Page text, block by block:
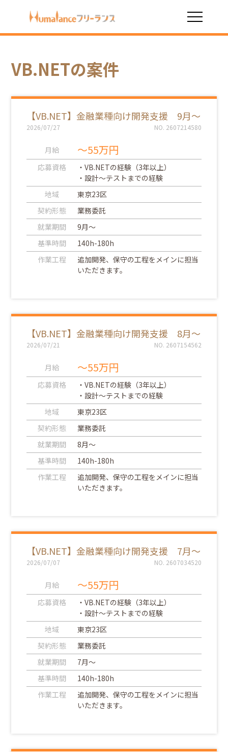
HOME VB.NET
VB.NETの案件
【VB.NET】金融業種向け開発支援 9月～
2026/07/27 NO. 2607214580
月給 ～55万円
応募資格
・VB.NETの経験（3年以上）
・設計～テストまでの経験
地域
東京23区
契約形態
業務委託
就業期間
9月～
基準時間
140h-180h
作業工程
追加開発、保守の工程をメインに担当
いただきます。
【VB.NET】金融業種向け開発支援 8月～
2026/07/21 NO. 2607154562
月給 ～55万円
応募資格
・VB.NETの経験（3年以上）
・設計～テストまでの経験
地域
東京23区
契約形態
業務委託
就業期間
8月～
基準時間
140h-180h
作業工程
追加開発、保守の工程をメインに担当
いただきます。
【VB.NET】金融業種向け開発支援 7月～
2026/07/07 NO. 2607034520
月給 ～55万円
応募資格
・VB.NETの経験（3年以上）
・設計～テストまでの経験
地域
東京23区
契約形態
業務委託
就業期間
7月～
基準時間
140h-180h
作業工程
追加開発、保守の工程をメインに担当
いただきます。